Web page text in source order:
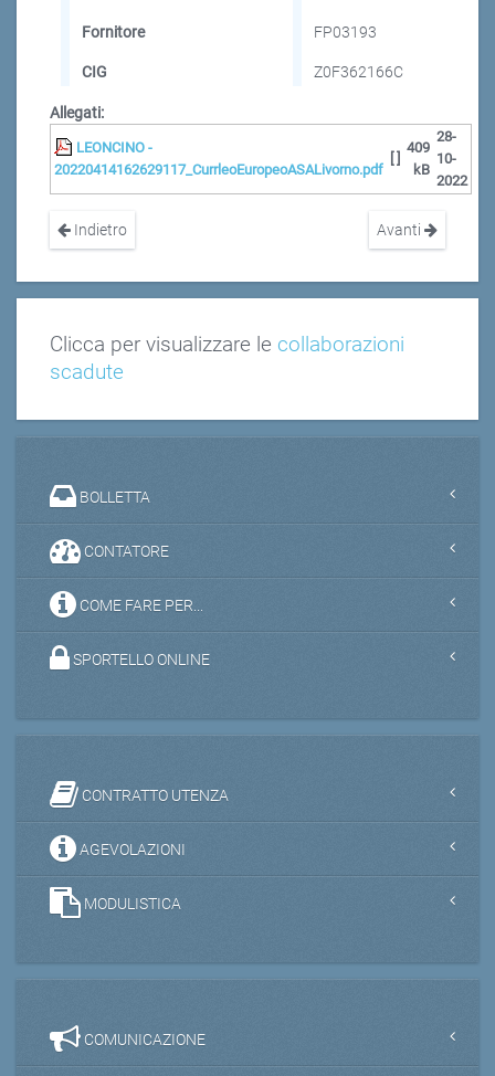
Fornitore FP03193
CIG Z0F362166C
Allegati:
LEONCINO -
20220414162629117_CurrleoEuropeoASALivorno.pdf
409
kB
28-
10-
2022
Indietro Avanti
Clicca per visualizzare le collaborazioni
scadute
BOLLETTA
CONTATORE
COME FARE PER...
SPORTELLO ONLINE
CONTRATTO UTENZA
AGEVOLAZIONI
MODULISTICA
COMUNICAZIONE